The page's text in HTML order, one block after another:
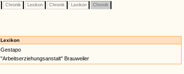
Chronik Lexikon Chronik Lexikon Chronik
Lexikon
Gestapo
"Arbeitserziehungsanstalt" Brauweiler